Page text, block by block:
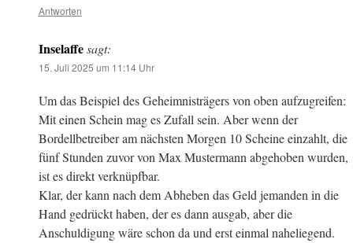
Antworten
Inselaffe sagt:
15. Juli 2025 um 11:14 Uhr
Um das Beispiel des Geheimnisträgers von oben aufzugreifen:
Mit einen Schein mag es Zufall sein. Aber wenn der
Bordellbetreiber am nächsten Morgen 10 Scheine einzahlt, die
fünf Stunden zuvor von Max Mustermann abgehoben wurden,
ist es direkt verknüpfbar.
Klar, der kann nach dem Abheben das Geld jemanden in die
Hand gedrückt haben, der es dann ausgab, aber die
Anschuldigung wäre schon da und erst einmal naheliegend.